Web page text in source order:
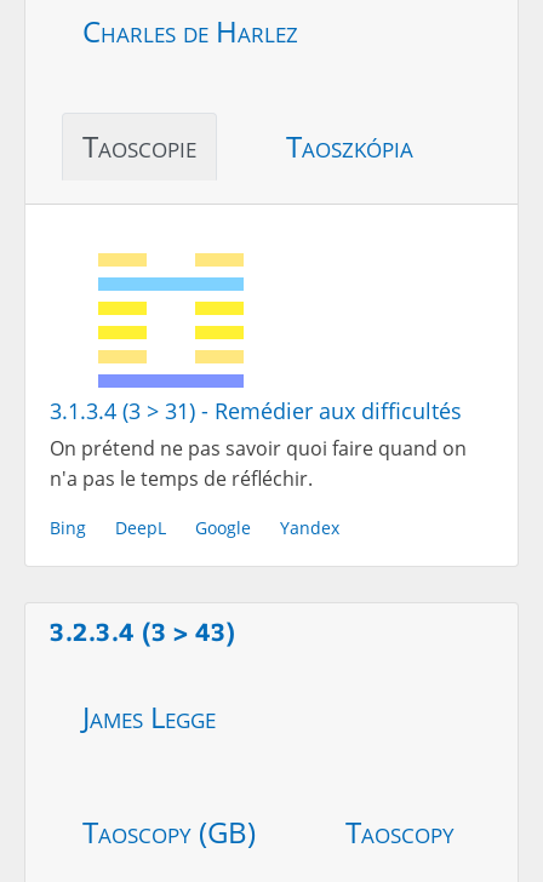
Charles de Harlez
Taoscopie Taoszkópia
3.1.3.4 (3 > 31) - Remédier aux difficultés
On prétend ne pas savoir quoi faire quand on
n'a pas le temps de réfléchir.
Bing DeepL Google Yandex
3.2.3.4 (3 > 43)
James Legge
Taoscopy (GB) Taoscopy